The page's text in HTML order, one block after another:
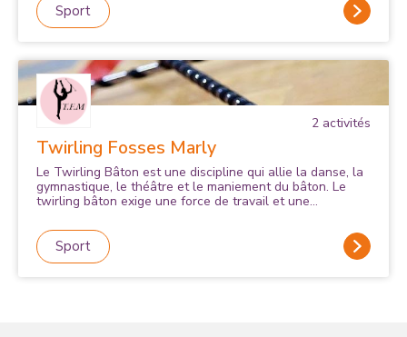
Sport
2 activités
Twirling Fosses Marly
Le Twirling Bâton est une discipline qui allie la danse, la
gymnastique, le théâtre et le maniement du bâton. Le
twirling bâton exige une force de travail et une
corps et l'aspect artistique. C'est un sport complet et
varié qui se pratique en compétition.
Sport